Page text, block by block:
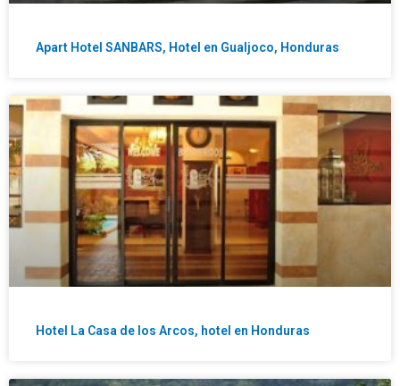
Apart Hotel SANBARS, Hotel en Gualjoco, Honduras
Hotel La Casa de los Arcos, hotel en Honduras